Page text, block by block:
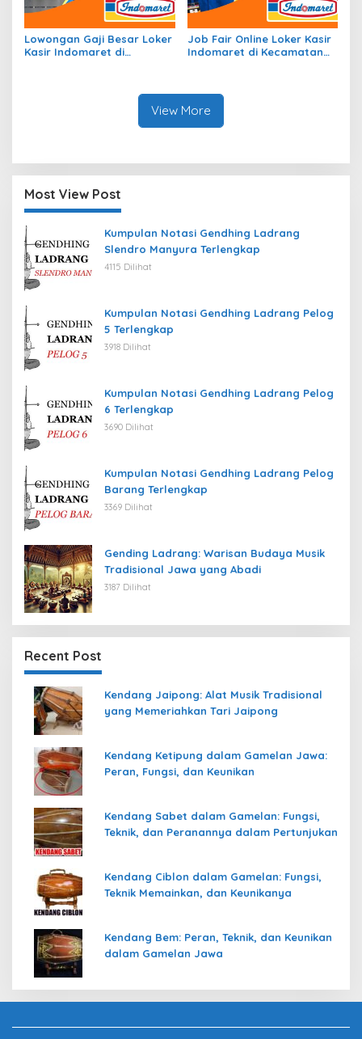
Lowongan Gaji Besar Loker
Kasir Indomaret di
Job Fair Online Loker Kasir
Indomaret di Kecamatan
View More
Most View Post
Kumpulan Notasi Gendhing Ladrang
Slendro Manyura Terlengkap
4115 Dilihat
Kumpulan Notasi Gendhing Ladrang Pelog
5 Terlengkap
3918 Dilihat
Kumpulan Notasi Gendhing Ladrang Pelog
6 Terlengkap
3690 Dilihat
Kumpulan Notasi Gendhing Ladrang Pelog
Barang Terlengkap
3369 Dilihat
Gending Ladrang: Warisan Budaya Musik
Tradisional Jawa yang Abadi
3187 Dilihat
Recent Post
Kendang Jaipong: Alat Musik Tradisional
yang Memeriahkan Tari Jaipong
Kendang Ketipung dalam Gamelan Jawa:
Peran, Fungsi, dan Keunikan
Kendang Sabet dalam Gamelan: Fungsi,
Teknik, dan Peranannya dalam Pertunjukan
Kendang Ciblon dalam Gamelan: Fungsi,
Teknik Memainkan, dan Keunikanya
Kendang Bem: Peran, Teknik, dan Keunikan
dalam Gamelan Jawa